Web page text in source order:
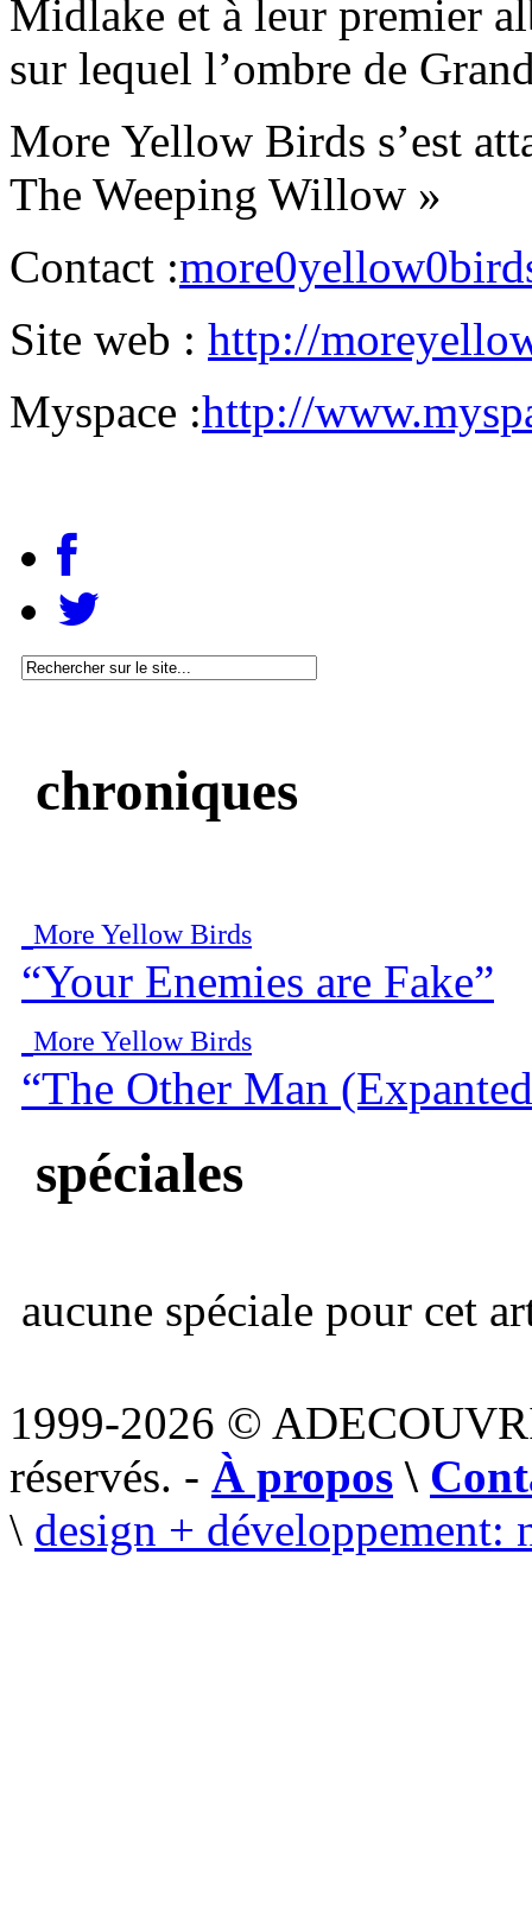
Midlake et à leur premier
sur lequel l’ombre de
More Yellow Birds s’est
The Weeping Willow »
Contact :
Site web : http://
Myspace :http://
chroniques
More Yellow Birds
“Your Enemies are Fake”
More Yellow Birds
“The Other Man
spéciales
aucune spéciale pour cet
1999-2026 ©
réservés. - À propos \
\ design + développement: